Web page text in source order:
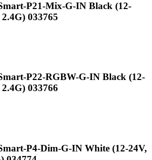
P21-Mix-G-IN Black (12-
033765
P22-RGBW-G-IN Black (12-
033766
P4-Dim-G-IN White (12-24V,